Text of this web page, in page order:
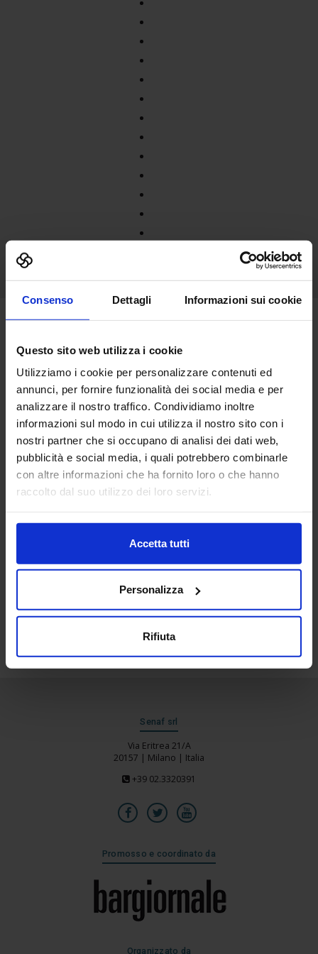
Consenso Dettagli Informazioni sui cookie
Questo sito web utilizza i cookie
Utilizziamo i cookie per personalizzare contenuti ed
annunci, per fornire funzionalità dei social media e per
analizzare il nostro traffico. Condividiamo inoltre
informazioni sul modo in cui utilizza il nostro sito con i
nostri partner che si occupano di analisi dei dati web,
pubblicità e social media, i quali potrebbero combinarle
con altre informazioni che ha fornito loro o che hanno
raccolto dal suo utilizzo dei loro servizi.
Accetta tutti
Personalizza
Rifiuta
Giu
BR BAR ITALIA WEB
Senaf srl
Via Eritrea 21/A
20157 | Milano | Italia
+39 02.3320391
Promosso e coordinato da
Organizzato da